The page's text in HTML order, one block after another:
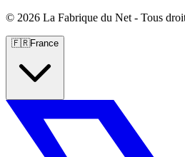
© 2026 La Fabrique du Net - Tous
🇫🇷France